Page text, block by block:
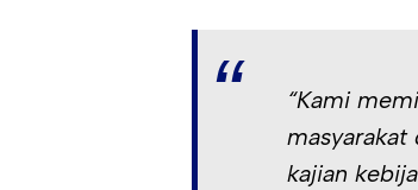
“Kami
masyarakat
kajian